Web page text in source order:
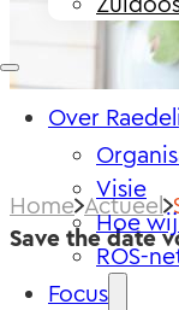
Over
Visie
Hoe
ROS-
Focus
Home Actueel
Save the date